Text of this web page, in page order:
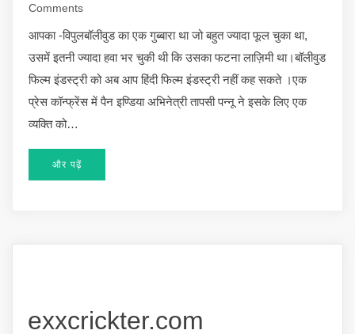
Comments
आपका -विपुलबॉलीवुड का एक गुब्बारा था जो बहुत ज्यादा फूल चुका था,
उसमें इतनी ज्यादा हवा भर चुकी थी कि उसका फटना लाज़िमी था।बॉलीवुड
फिल्म इंडस्ट्री को अब आप हिंदी फिल्म इंडस्ट्री नहीं कह सकते ।एक
प्रेस कॉन्फ्रेंस में पैन इण्डिया अभिनेत्री तापसी पन्नू ने इसके लिए एक
व्यक्ति को…
और पढ़ें
exxcrickter.com